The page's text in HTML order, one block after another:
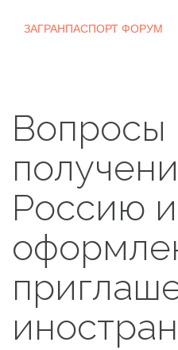
ЗАГРАНПАСПОРТ ФОРУМ
Вопросы
Россию и